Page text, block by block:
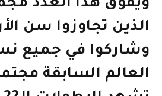
ويفوق هذا العدد
الذين تجاوزوا سن
وشاركوا في جميع
العالم السابقة